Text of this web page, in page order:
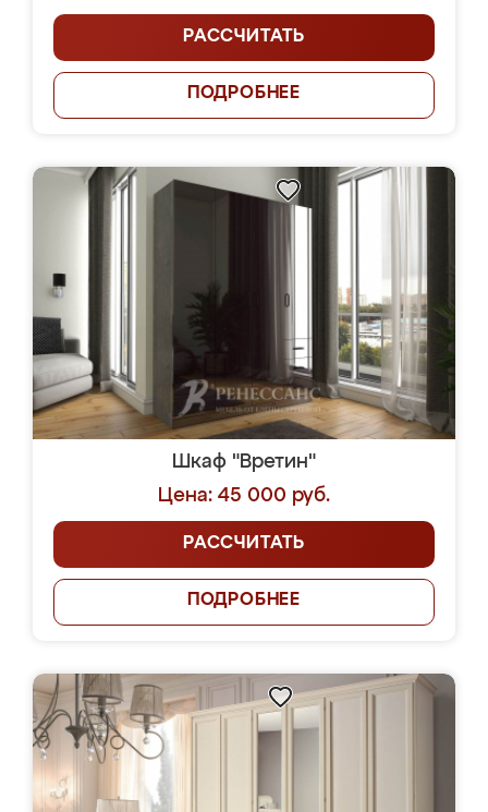
РАССЧИТАТЬ
ПОДРОБНЕЕ
Шкаф "Вретин"
Цена: 45 000 руб.
РАССЧИТАТЬ
ПОДРОБНЕЕ